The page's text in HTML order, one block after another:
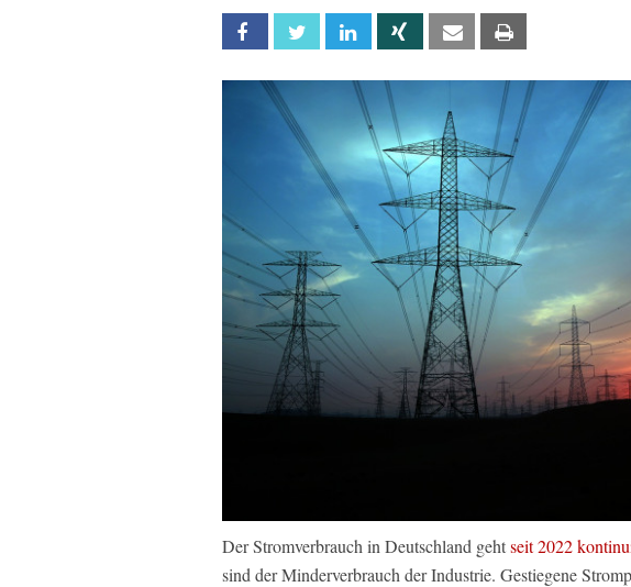
Facebook Twitter Linkedin Xing Email
Der Stromverbrauch in Deutschland gehtseit 2022
sind der Minderverbrauch der Industrie. Gestiegene